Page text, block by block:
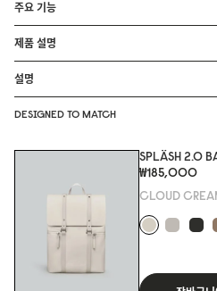
주요 기능
제품 설명
설명
DESIGNED TO MATCH
SPLÄSH 2.0
₩185,000
CLOUD